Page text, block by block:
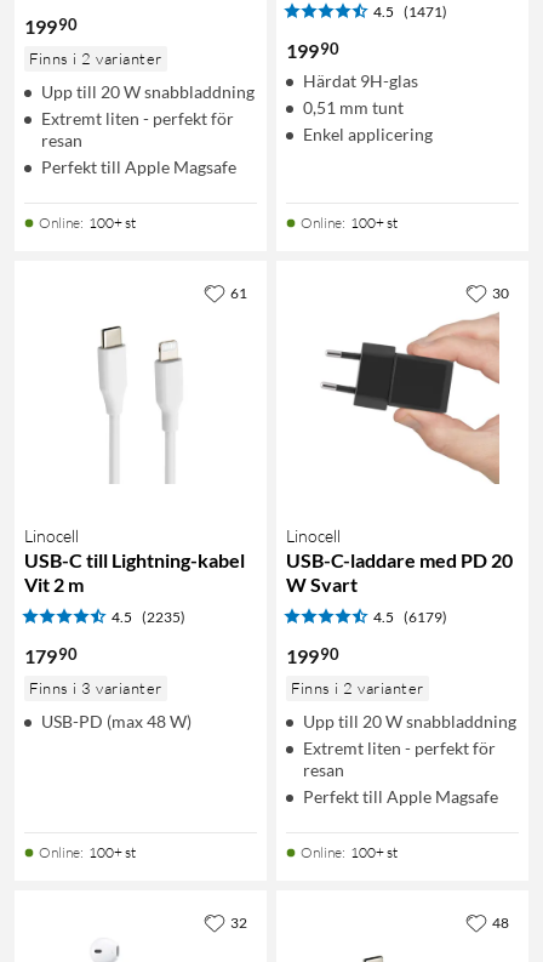
19990
Finns i 2 varianter
Upp till 20 W snabbladdning
Extremt liten - perfekt för
resan
Perfekt till Apple Magsafe
Online: 100+ st
4.5 (1471)
19990
Härdat 9H-glas
0,51 mm tunt
Enkel applicering
Online: 100+ st
Linocell
USB-C till Lightning-kabel
Vit 2 m
4.5 (2235)
17990
Finns i 3 varianter
USB-PD (max 48 W)
Online: 100+ st
61
Linocell
USB-C-laddare med PD 20
W Svart
4.5 (6179)
19990
Finns i 2 varianter
Upp till 20 W snabbladdning
Extremt liten - perfekt för
resan
Perfekt till Apple Magsafe
Online: 100+ st
30
32 48